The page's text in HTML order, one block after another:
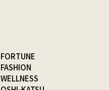
FORTUNE
FASHION
WELLNESS